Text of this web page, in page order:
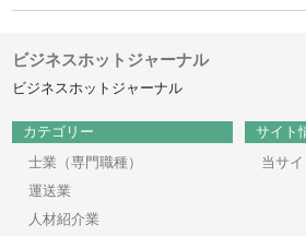
ビジネスホットジャーナル
ビジネスホットジャーナル
カテゴリー
士業（専門職種）
運送業
人材紹介業
サイト
当サ